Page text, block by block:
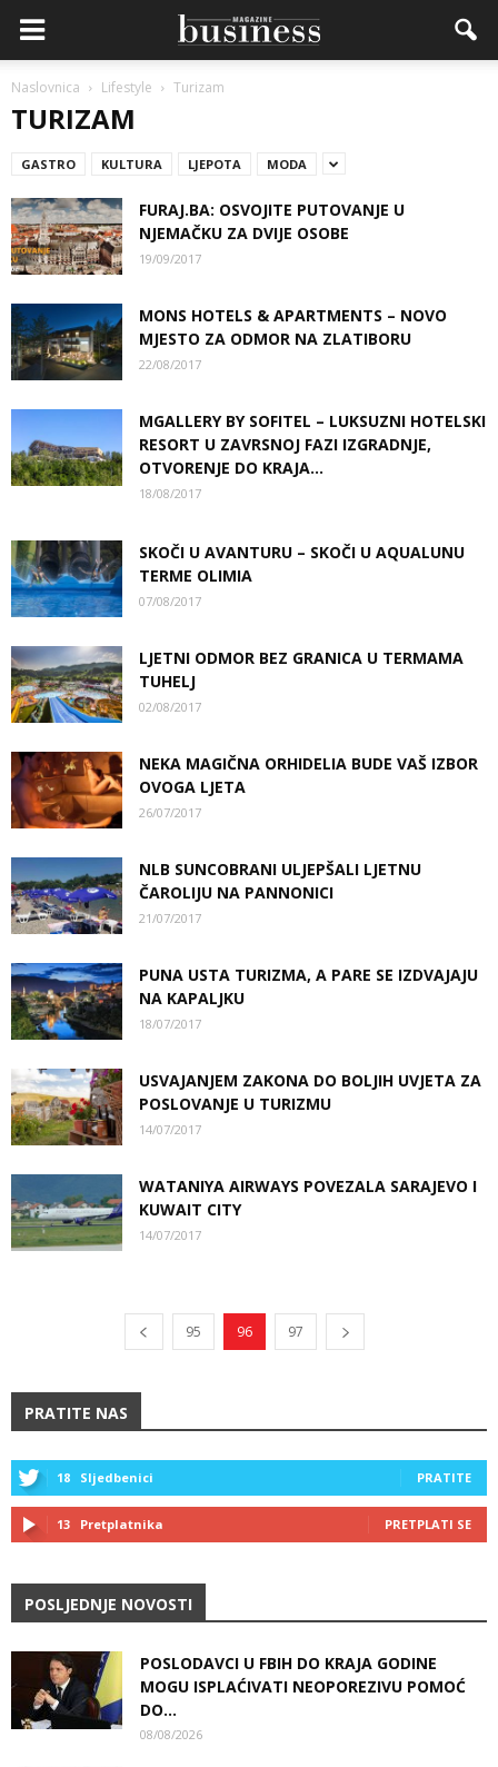
Naslovnica Lifestyle Turizam
TURIZAM
GASTRO KULTURA LJEPOTA MODA
FURAJ.BA: OSVOJITE PUTOVANJE U
NJEMAČKU ZA DVIJE OSOBE
19/09/2017
MONS HOTELS & APARTMENTS – NOVO
MJESTO ZA ODMOR NA ZLATIBORU
22/08/2017
MGALLERY BY SOFITEL – LUKSUZNI HOTELSKI
RESORT U ZAVRSNOJ FAZI IZGRADNJE,
OTVORENJE DO KRAJA...
18/08/2017
SKOČI U AVANTURU – SKOČI U AQUALUNU
TERME OLIMIA
07/08/2017
LJETNI ODMOR BEZ GRANICA U TERMAMA
TUHELJ
02/08/2017
NEKA MAGIČNA ORHIDELIA BUDE VAŠ IZBOR
OVOGA LJETA
26/07/2017
NLB SUNCOBRANI ULJEPŠALI LJETNU
ČAROLIJU NA PANNONICI
21/07/2017
PUNA USTA TURIZMA, A PARE SE IZDVAJAJU
NA KAPALJKU
18/07/2017
USVAJANJEM ZAKONA DO BOLJIH UVJETA ZA
POSLOVANJE U TURIZMU
14/07/2017
WATANIYA AIRWAYS POVEZALA SARAJEVO I
KUWAIT CITY
14/07/2017
95 96 97
PRATITE NAS
18 Sljedbenici PRATITE
13 Pretplatnika PRETPLATI SE
POSLJEDNJE NOVOSTI
POSLODAVCI U FBIH DO KRAJA GODINE
MOGU ISPLAĆIVATI NEOPOREZIVU POMOĆ
DO...
08/08/2026